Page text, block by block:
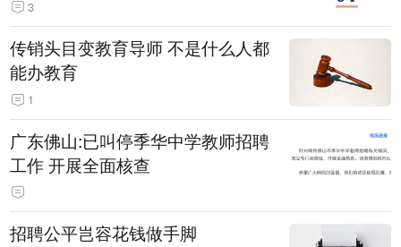
3
传销头目变教育导师 不是什么人都
能办教育
1
广东佛山:已叫停季华中学教师招聘
工作 开展全面核查
招聘公平岂容花钱做手脚